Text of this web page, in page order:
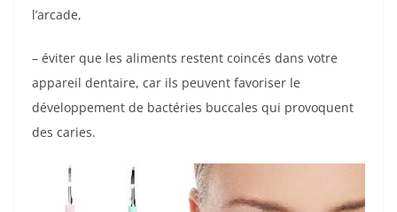
l’arcade,
– éviter que les aliments restent coincés dans votre
appareil dentaire, car ils peuvent favoriser le
développement de bactéries buccales qui provoquent
des caries.